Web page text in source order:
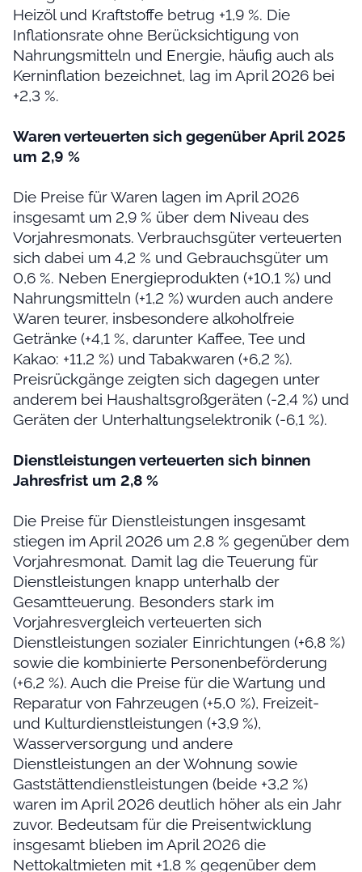
Heizöl und Kraftstoffe betrug +1,9 %. Die
Inflationsrate ohne Berücksichtigung von
Nahrungsmitteln und Energie, häufig auch als
Kerninflation bezeichnet, lag im April 2026 bei
+2,3 %.
Waren verteuerten sich gegenüber April 2025
um 2,9 %
Die Preise für Waren lagen im April 2026
insgesamt um 2,9 % über dem Niveau des
Vorjahresmonats. Verbrauchsgüter verteuerten
sich dabei um 4,2 % und Gebrauchsgüter um
0,6 %. Neben Energieprodukten (+10,1 %) und
Nahrungsmitteln (+1,2 %) wurden auch andere
Waren teurer, insbesondere alkoholfreie
Getränke (+4,1 %, darunter Kaffee, Tee und
Kakao: +11,2 %) und Tabakwaren (+6,2 %).
Preisrückgänge zeigten sich dagegen unter
anderem bei Haushaltsgroßgeräten (-2,4 %) und
Geräten der Unterhaltungselektronik (-6,1 %).
Dienstleistungen verteuerten sich binnen
Jahresfrist um 2,8 %
Die Preise für Dienstleistungen insgesamt
stiegen im April 2026 um 2,8 % gegenüber dem
Vorjahresmonat. Damit lag die Teuerung für
Dienstleistungen knapp unterhalb der
Gesamtteuerung. Besonders stark im
Vorjahresvergleich verteuerten sich
Dienstleistungen sozialer Einrichtungen (+6,8 %)
sowie die kombinierte Personenbeförderung
(+6,2 %). Auch die Preise für die Wartung und
Reparatur von Fahrzeugen (+5,0 %), Freizeit-
und Kulturdienstleistungen (+3,9 %),
Wasserversorgung und andere
Dienstleistungen an der Wohnung sowie
Gaststättendienstleistungen (beide +3,2 %)
waren im April 2026 deutlich höher als ein Jahr
zuvor. Bedeutsam für die Preisentwicklung
insgesamt blieben im April 2026 die
Nettokaltmieten mit +1,8 % gegenüber dem